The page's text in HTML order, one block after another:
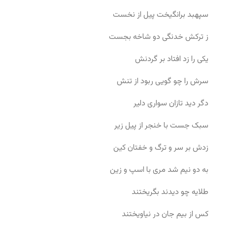
سپهبد برانگیخت پیل از نخست
ز ترکش خدنگی دو شاخه بجست
یکی را زد افتاد بر گردنش
سرش را چو گویی ربود از تنش
دگر دید تازان سواری دلیر
سبک جست با خنجر از پیل زیر
زدش بر سر و ترگ و خفتان کین
به دو نیم شد مری با اسپ و زین
طلایه چو دیدند بگریختند
کس از بیم جان در نیاویختند